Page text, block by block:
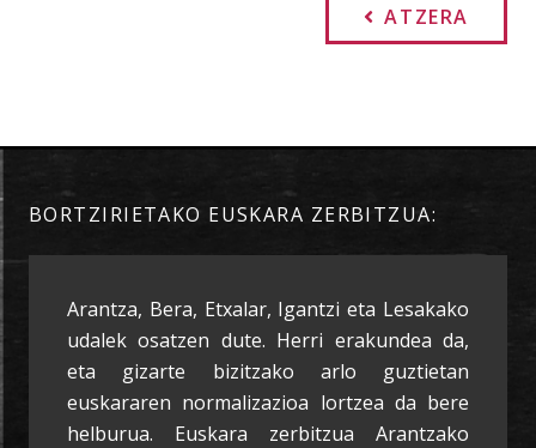
ATZERA
BORTZIRIETAKO EUSKARA ZERBITZUA:
Arantza, Bera, Etxalar, Igantzi eta Lesakako
udalek osatzen dute. Herri erakundea da,
eta gizarte bizitzako arlo guztietan
euskararen normalizazioa lortzea da bere
helburua. Euskara zerbitzua Arantzako